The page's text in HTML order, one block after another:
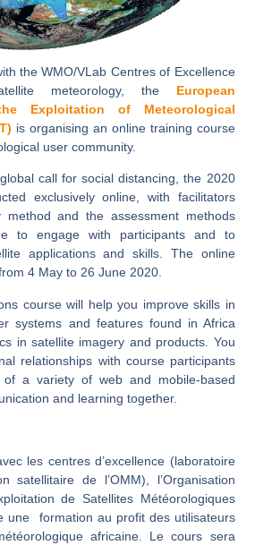
the WMO/VLab Centres of Excellence
meteorology, the European
Exploitation of Meteorological
is organising an online training course
user community.
call for social distancing, the 2020
exclusively online, with facilitators
method and the assessment methods
to engage with participants and to
applications and skills. The online
4 May to 26 June 2020
course will help you improve skills in
systems and features found in Africa
in satellite imagery and products. You
relationships with course participants
a variety of web and mobile-based
and learning together.
les centres d’excellence (laboratoire
satellitaire de l’OMM), l’Organisation
de Satellites Météorologiques
une formation au profit des utilisateurs
africaine. Le cours sera